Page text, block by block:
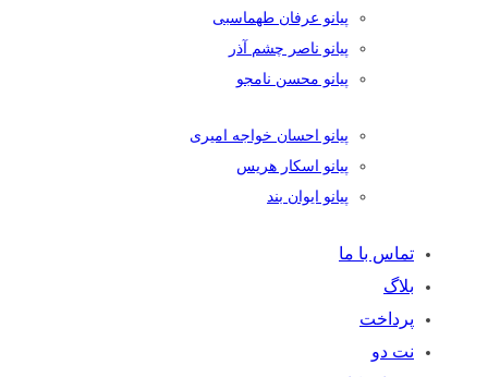
پیانو عرفان طهماسبی
پیانو ناصر چشم آذر
پیانو محسن نامجو
پیانو احسان خواجه امیری
پیانو اسکار هریس
پیانو ایوان بند
تماس با ما
بلاگ
پرداخت
نت دو